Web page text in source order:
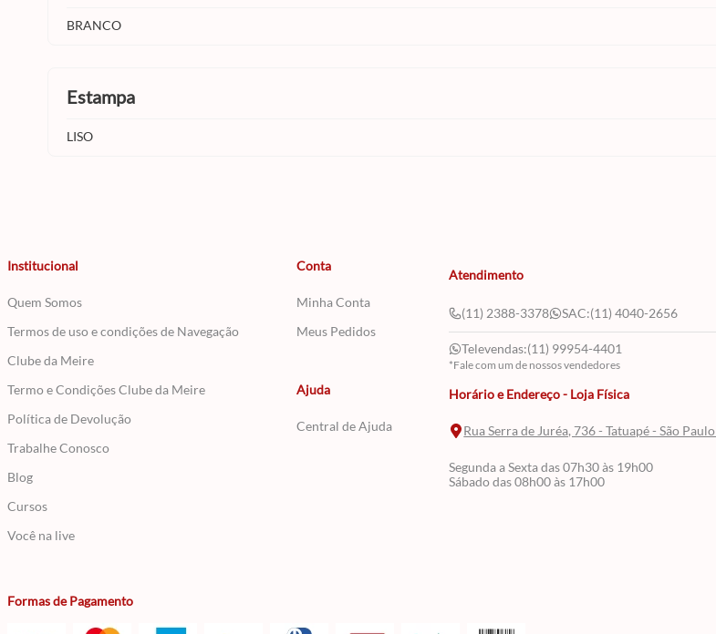
BRANCO
estampa
LISO
Institucional
Quem Somos
Termos de uso e condições de Navegação
Clube da Meire
Termo e Condições Clube da Meire
Política de Devolução
Trabalhe Conosco
Blog
Cursos
Você na live
Conta
Minha Conta
Meus Pedidos
Ajuda
Central de Ajuda
Atendimento
(11) 2388-3378 SAC:(11) 4040-2656
Televendas:(11) 99954-4401
*Fale com um de nossos vendedores
Horário e Endereço - Loja Física
Rua Serra de Juréa, 736 - Tatuapé - São Paulo
Segunda a Sexta das 07h30 às 19h00
Sábado das 08h00 às 17h00
Formas de Pagamento